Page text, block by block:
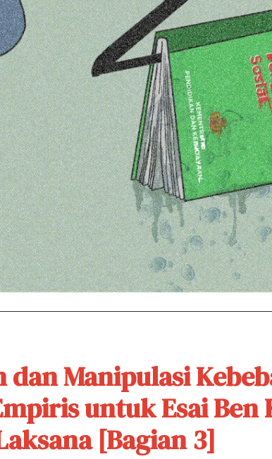
dan Manipulasi
untuk Esai Ben
[Bagian 3]